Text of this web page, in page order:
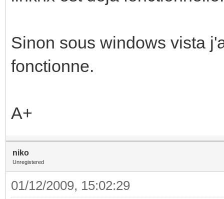
Sinon sous windows vista
fonctionne.
A+
niko
Unregistered
01/12/2009, 15:02:29